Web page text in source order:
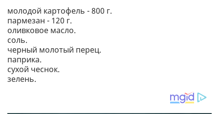
молодой картофель - 800 г.
пармезан - 120 г.
оливковое масло.
соль.
черный молотый перец.
паприка.
сухой чеснок.
зелень.